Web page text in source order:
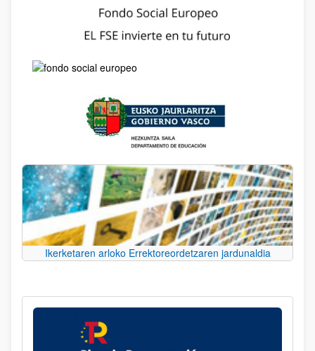
Ikerketaren arloko Errektoreordetzaren jardunaldia